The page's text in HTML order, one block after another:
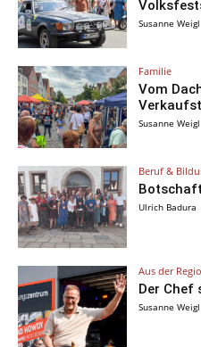
Susanne Weigl
Familie
Vom
Susanne Weigl
Beruf &
Ulrich Badura
Aus der
Der
Susanne Weigl